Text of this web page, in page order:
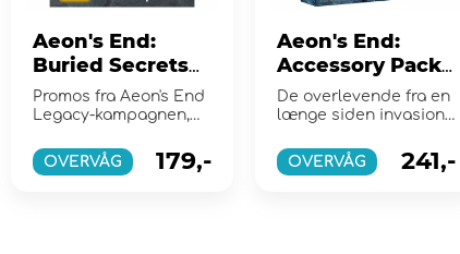
Aeon's End:
Buried Secrets
(Exp.)
Promos fra Aeon's End
Legacy-kampagnen,
"Kickstarter Exclusive"
OVERVÅG 179,-
Aeon's End:
Accessory Pack
(Exp.)
De overlevende fra en
længe siden invasion
den glemte underjo...
OVERVÅG 241,-